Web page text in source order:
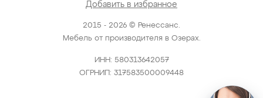
2015 - 2026 © Ренессанс.
Мебель от производителя в Озерах.
ИНН: 580313642057
ОГРНИП: 317583500009448
Добавить в избранное